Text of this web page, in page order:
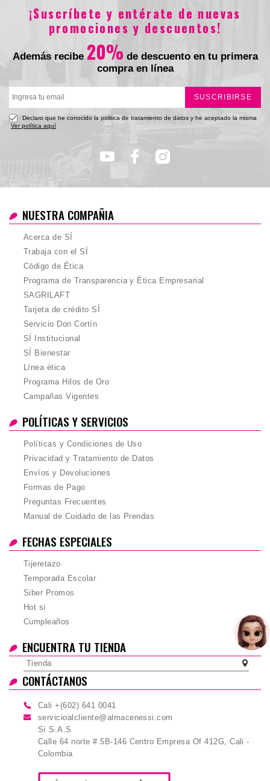
¡Suscríbete y entérate de nuevas
promociones y descuentos!
Además recibe 20% de descuento en tu primera
compra en línea
SUSCRIBIRSE
Declaro que he conocido la politica de tratamiento de datos y he aceptado la misma
Ver política aquí
NUESTRA COMPAÑIA
Acerca de SÍ
Trabaja con el SÍ
Código de Ética
Programa de Transparencia y Ética Empresarial
SAGRILAFT
Tarjeta de crédito SÍ
Servicio Don Cortín
SÍ Institucional
SÍ Bienestar
Línea ética
Programa Hilos de Oro
Campañas Vigentes
POLÍTICAS Y SERVICIOS
Políticas y Condiciones de Uso
Privacidad y Tratamiento de Datos
Envíos y Devoluciones
Formas de Pago
Preguntas Frecuentes
Manual de Cuidado de las Prendas
FECHAS ESPECIALES
Tijeretazo
Temporada Escolar
Siber Promos
Hot si
Cumpleaños
ENCUENTRA TU TIENDA
Tienda
CONTÁCTANOS
Cali +(602) 641 0041
servicioalcliente@almacenessi.com
Sí S.A.S
Calle 64 norte # 5B-146 Centro Empresa Of 412G, Cali -
Colombia